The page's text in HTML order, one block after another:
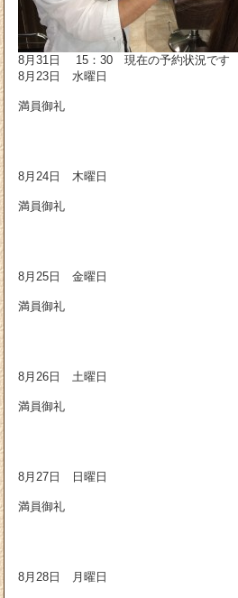
8月31日 15：30 現在の予約状況です
8月23日 水曜日
満員御礼
8月24日 木曜日
満員御礼
8月25日 金曜日
満員御礼
8月26日 土曜日
満員御礼
8月27日 日曜日
満員御礼
8月28日 月曜日